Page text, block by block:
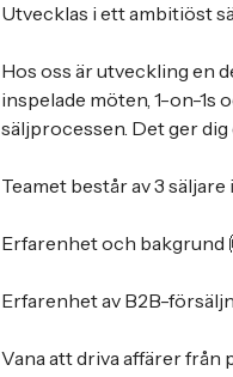
Utvecklas i ett ambitiöst
Hos oss är utveckling en
inspelade möten, 1-on-1s
säljprocessen. Det ger
Teamet består av 3
Erfarenhet och bakgrund
Erfarenhet av B2B-
Vana att driva affärer